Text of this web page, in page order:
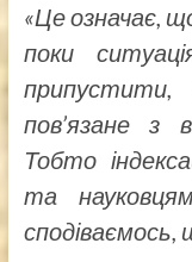
«Це означає,
поки
пов’язане з
Тобто
та
сподіваємось,